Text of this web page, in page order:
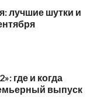
лучшие шутки и
где и когда
выпуск